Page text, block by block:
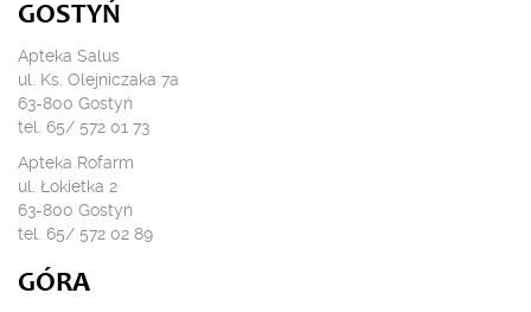
GOSTYŃ
Apteka Salus
ul. Ks. Olejniczaka 7a
63-800 Gostyń
tel. 65/ 572 01 73
Apteka Rofarm
ul. Łokietka 2
63-800 Gostyń
tel. 65/ 572 02 89
GÓRA